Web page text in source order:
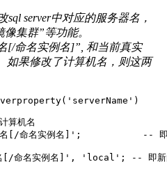
server中对应的服务器名，
集群”等功能。
[/命名实例名]”, 和当前真实
如果修改了计算机名，则这两
算机名
名[/命名实例名]';           -- 即
[/命名实例名]', 'local'; -- 即新